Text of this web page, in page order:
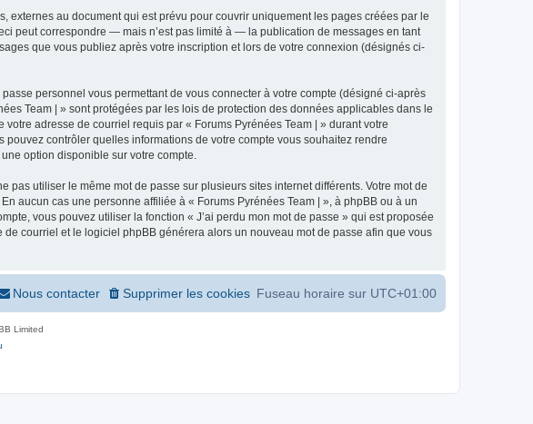
externes au document qui est prévu pour couvrir uniquement les pages créées par le
peut correspondre — mais n’est pas limité à — la publication de messages en tant
que vous publiez après votre inscription et lors de votre connexion (désignés ci-
personnel vous permettant de vous connecter à votre compte (désigné ci-après
Team | » sont protégées par les lois de protection des données applicables dans le
adresse de courriel requis par « Forums Pyrénées Team | » durant votre
contrôler quelles informations de votre compte vous souhaitez rendre
option disponible sur votre compte.
utiliser le même mot de passe sur plusieurs sites internet différents. Votre mot de
aucun cas une personne affiliée à « Forums Pyrénées Team | », à phpBB ou à un
vous pouvez utiliser la fonction « J’ai perdu mon mot de passe » qui est proposée
courriel et le logiciel phpBB générera alors un nouveau mot de passe afin que vous
Fuseau horaire sur UTC+01:00
Supprimer les cookies
Nous contacter
Limited